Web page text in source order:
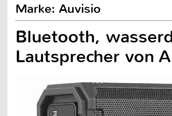
Marke: Auvisio
Bluetooth,
Lautsprecher von